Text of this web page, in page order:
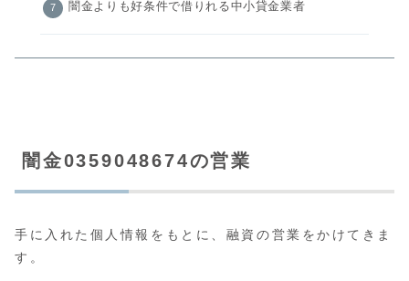
闇金よりも好条件で借りれる中小貸金業者
闇金0359048674の営業
手に入れた個人情報をもとに、融資の営業をかけてきま
す。